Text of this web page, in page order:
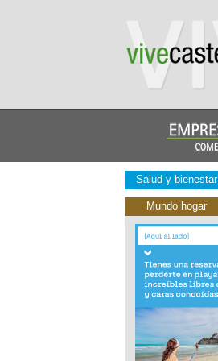
Salud y bienestar
Mundo hogar